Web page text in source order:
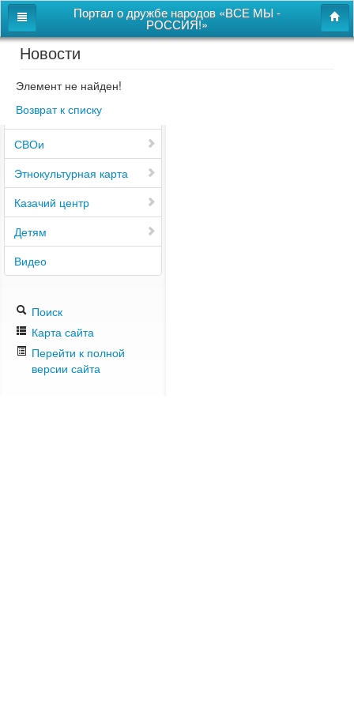
Портал о дружбе народов «ВСЕ МЫ -
РОССИЯ!»
Главная
Дом дружбы народов
Новости
СВОи
Этнокультурная карта
Казачий центр
Детям
Видео
Поиск
Карта сайта
Перейти к полной
версии сайта
Новости
Элемент не найден!
Возврат к списку